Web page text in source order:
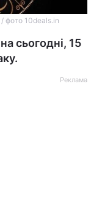
фото 10deals.in
сьогодні, 15
Реклама